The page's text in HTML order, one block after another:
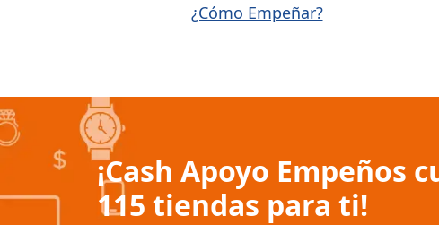
¿Cómo Empeñar?
¡Cash Apoyo Empeños
115 tiendas para ti!